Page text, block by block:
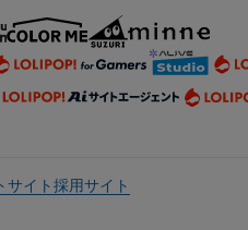
サイト採用サイト